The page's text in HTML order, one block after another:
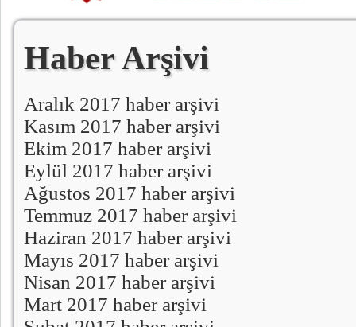
Haber Arşivi
Aralık 2017 haber arşivi
Kasım 2017 haber arşivi
Ekim 2017 haber arşivi
Eylül 2017 haber arşivi
Ağustos 2017 haber arşivi
Temmuz 2017 haber arşivi
Haziran 2017 haber arşivi
Mayıs 2017 haber arşivi
Nisan 2017 haber arşivi
Mart 2017 haber arşivi